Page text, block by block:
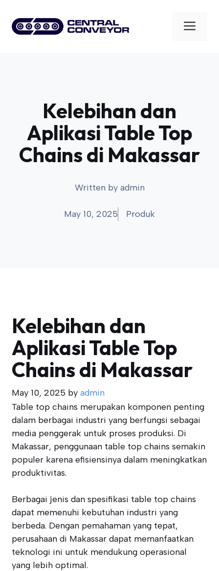
content
Kelebihan dan
Aplikasi Table Top
Chains di Makassar
Written by admin
May 10, 2025 Produk
Kelebihan dan
Aplikasi Table Top
Chains di Makassar
May 10, 2025 by admin
Table top chains merupakan komponen penting
dalam berbagai industri yang berfungsi sebagai
media penggerak untuk proses produksi. Di
Makassar, penggunaan table top chains semakin
populer karena efisiensinya dalam meningkatkan
produktivitas.
Berbagai jenis dan spesifikasi table top chains
dapat memenuhi kebutuhan industri yang
berbeda. Dengan pemahaman yang tepat,
perusahaan di Makassar dapat memanfaatkan
teknologi ini untuk mendukung operasional
yang lebih optimal.